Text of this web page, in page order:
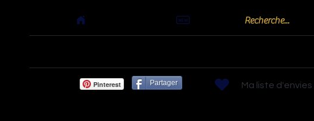
Pinterest Partager Ma liste d'envies